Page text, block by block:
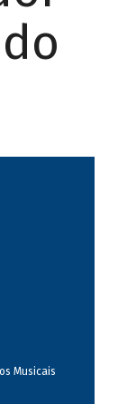
Musicais